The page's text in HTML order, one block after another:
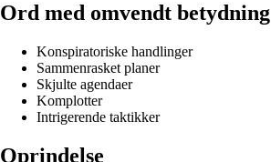
Ord med omvendt betydning
Konspiratoriske handlinger
Sammenrasket planer
Skjulte agendaer
Komplotter
Intrigerende taktikker
Oprindelse